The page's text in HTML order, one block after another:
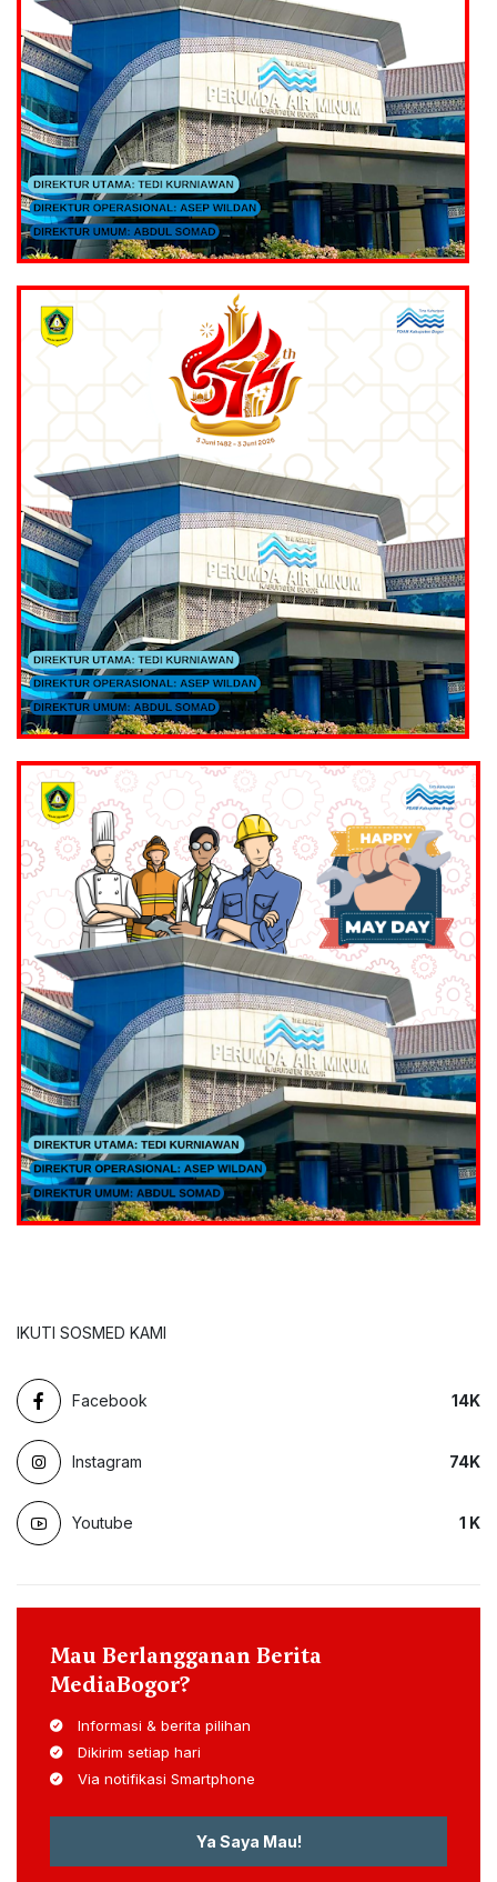
IKUTI SOSMED KAMI
Facebook 14K
Instagram 74K
Youtube 1 K
Mau Berlangganan Berita
MediaBogor?
Informasi & berita pilihan
Dikirim setiap hari
Via notifikasi Smartphone
Ya Saya Mau!